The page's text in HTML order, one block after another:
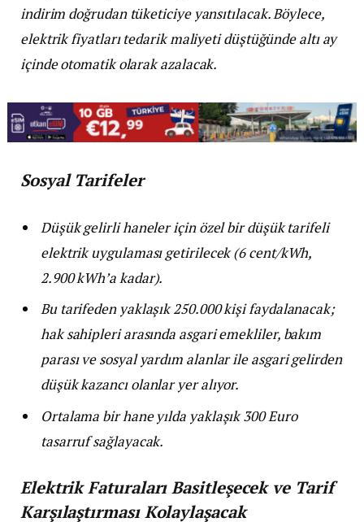
indirim doğrudan tüketiciye yansıtılacak. Böylece,
elektrik fiyatları tedarik maliyeti düştüğünde altı ay
içinde otomatik olarak azalacak.
Sosyal Tarifeler
Düşük gelirli haneler için özel bir düşük tarifeli
elektrik uygulaması getirilecek (6 cent/kWh,
2.900 kWh’a kadar).
Bu tarifeden yaklaşık 250.000 kişi faydalanacak;
hak sahipleri arasında asgari emekliler, bakım
parası ve sosyal yardım alanlar ile asgari gelirden
düşük kazancı olanlar yer alıyor.
Ortalama bir hane yılda yaklaşık 300 Euro
tasarruf sağlayacak.
Elektrik Faturaları Basitleşecek ve Tarif
Karşılaştırması Kolaylaşacak